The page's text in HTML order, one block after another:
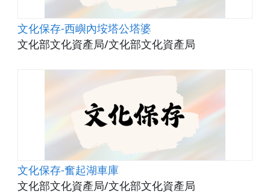
文化保存-西嶼內垵塔公塔婆
文化部文化資產局/文化部文化資產局
文化保存-奮起湖車庫
文化部文化資產局/文化部文化資產局